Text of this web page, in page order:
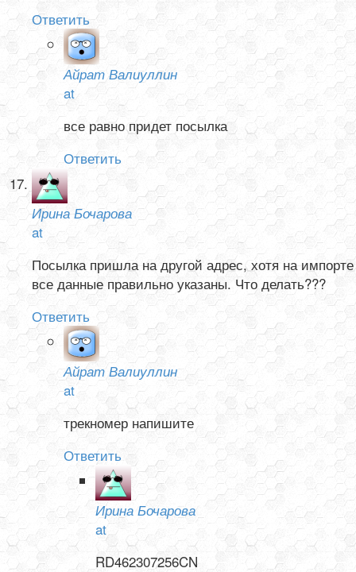
Ответить
Айрат Валиуллин
at
все равно придет посылка
Ответить
Ирина Бочарова
at
Посылка пришла на другой адрес, хотя на импорте
все данные правильно указаны. Что делать???
Ответить
Айрат Валиуллин
at
трекномер напишите
Ответить
Ирина Бочарова
at
RD462307256CN